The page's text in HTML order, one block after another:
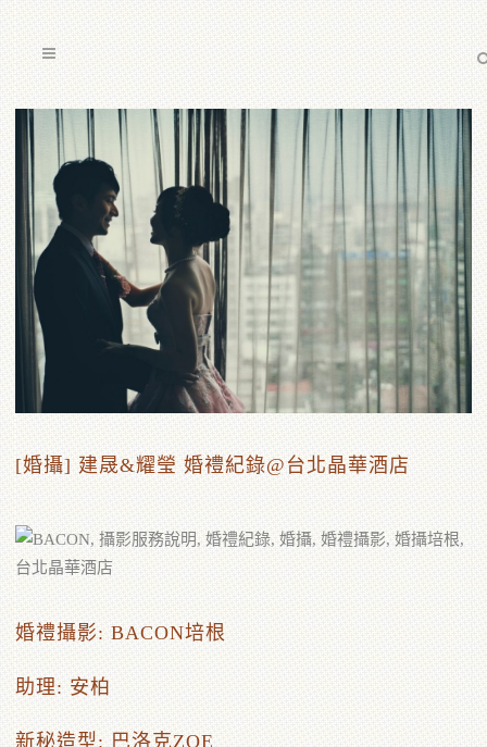
[婚攝] 建晟&耀瑩 婚禮紀錄@台北晶華酒店
婚禮攝影: BACON培根
助理: 安柏
新秘造型: 巴洛克ZOE